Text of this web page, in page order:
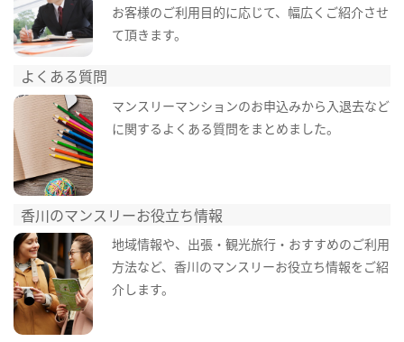
お客様のご利用目的に応じて、幅広くご紹介させ
て頂きます。
よくある質問
マンスリーマンションのお申込みから入退去など
に関するよくある質問をまとめました。
香川のマンスリーお役立ち情報
地域情報や、出張・観光旅行・おすすめのご利用
方法など、香川のマンスリーお役立ち情報をご紹
介します。